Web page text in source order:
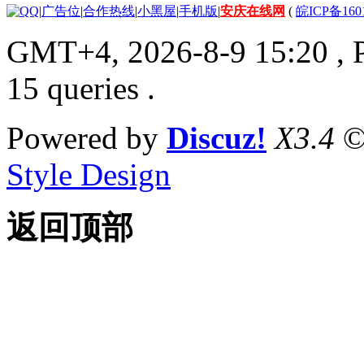
|广告位|合作热线|小黑屋|手机版|安庆在线网 ( 皖ICP备
GMT+4, 2026-8-9 15:20 ,
15 queries .
Powered by Discuz! X3.4
Style Design
返回顶部